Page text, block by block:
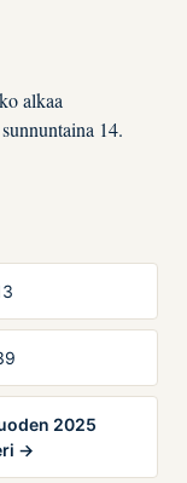
alkaa
14.
2025
→